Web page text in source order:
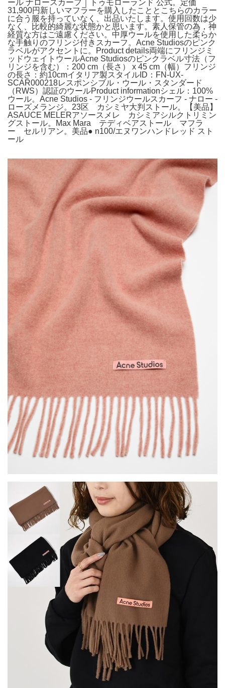
ール ナロースカーフ｜トゥモローランド 公式。定価
31,900円新しいマフラーを購入したこととこちらのカラー
に合う服を持っていなく、出品いたします。使用回数は少
なく、比較的綺麗な状態かと思います。素人保管の為，神
経質な方はご遠慮ください。中厚ウールを使用した柔らか
な手触りのフリンジ付きスカーフ。Acne Studiosのピンク
ラベルがアクセントに。Product details両端にフリンジミ
ッドウェイトウールAcne Studiosのピンクラベル寸法（フ
リンジを含む）：200 cm（長さ） x 45 cm（幅）フリンジ
の長さ：約10cmイタリア製スタイルID：FN-UX-
SCAR000218レスポンシブル・ウール・スタンダード
（RWS）認証のウールProduct informationシェル：100%
ウール。Acne Studios - フリンジウールスカーフ - ナロー -
ローズメランジ。23区 カシミヤ大判ストール。【美品】
ASAUCE MELERアソースメレ カシミアシルクトリミン
グストール。Max Mara テディベアストール マフラ
ー セルリアン。美品● n100/エヌワンハンドレッド スト
ール